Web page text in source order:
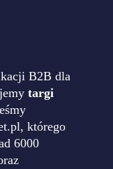
B2B dla
targi
którego
6000